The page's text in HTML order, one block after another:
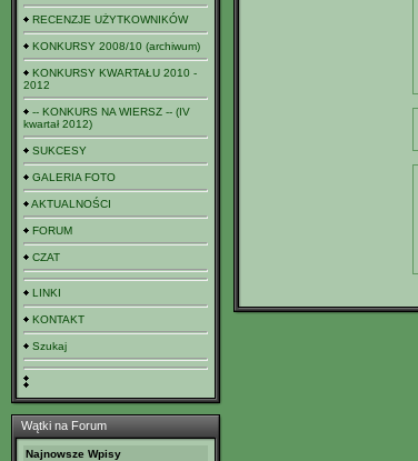
RECENZJE UŻYTKOWNIKÓW
KONKURSY 2008/10 (archiwum)
KONKURSY KWARTAŁU 2010 -
2012
-- KONKURS NA WIERSZ -- (IV
kwartał 2012)
SUKCESY
GALERIA FOTO
AKTUALNOŚCI
FORUM
CZAT
LINKI
KONTAKT
Szukaj
Wątki na Forum
Najnowsze Wpisy